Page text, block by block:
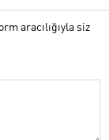
aracılığıyla siz